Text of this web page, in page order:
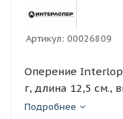
Артикул: 00026809
Оперение
г, длина 12,5 см.,
Подробнее